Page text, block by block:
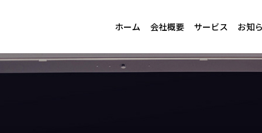
ホーム 会社概要 サービス お知